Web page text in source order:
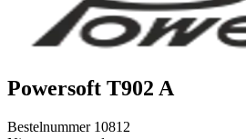
Powersoft T902 A
Bestelnummer 10812